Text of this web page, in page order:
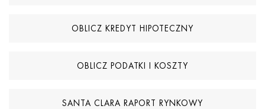
OBLICZ KREDYT HIPOTECZNY
OBLICZ PODATKI I KOSZTY
SANTA CLARA RAPORT RYNKOWY